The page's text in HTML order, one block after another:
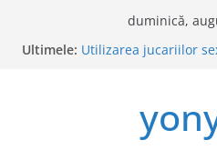
duminică,
Ultimele: Este o idee buna sa
Tot ce trebuie sa stii
Tot ce trebuie sa stii